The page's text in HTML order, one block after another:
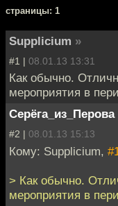
cтраницы: 1
Supplicium »
#1 | 08.01.13 13:31
Как обычно.
мероприятия в
Серёга_из_Перова
#2 | 08.01.13 15:13
Кому: Supplicium,
> Как обычно.
мероприятия в